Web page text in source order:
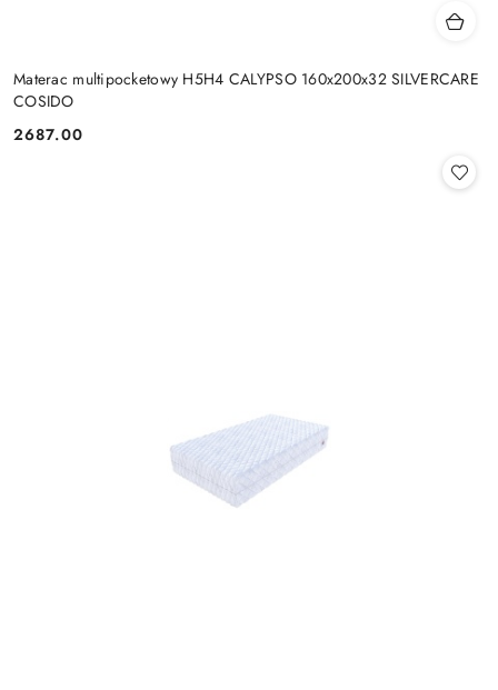
Materac multipocketowy H5H4 CALYPSO 160x200x32 SILVERCARE
COSIDO
Cena:
2687.00